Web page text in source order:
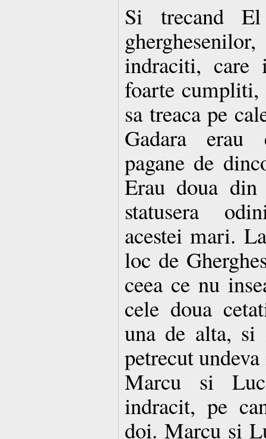
Si trecand
indraciti, care
foarte cumpliti,
sa treaca pe
Gadara
pagane de
Erau doua din
statusera
acestei mari.
loc de
ceea ce nu
cele doua
una de alta, si
petrecut
Marcu si
indracit, pe
doi. Marcu si